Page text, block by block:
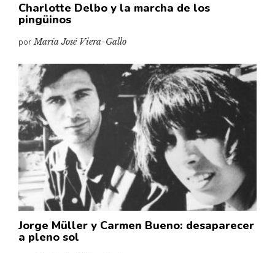
Charlotte Delbo y la marcha de los
pingüinos
porMaría José Viera-Gallo
Jorge Müller y Carmen Bueno: desaparecer
a pleno sol